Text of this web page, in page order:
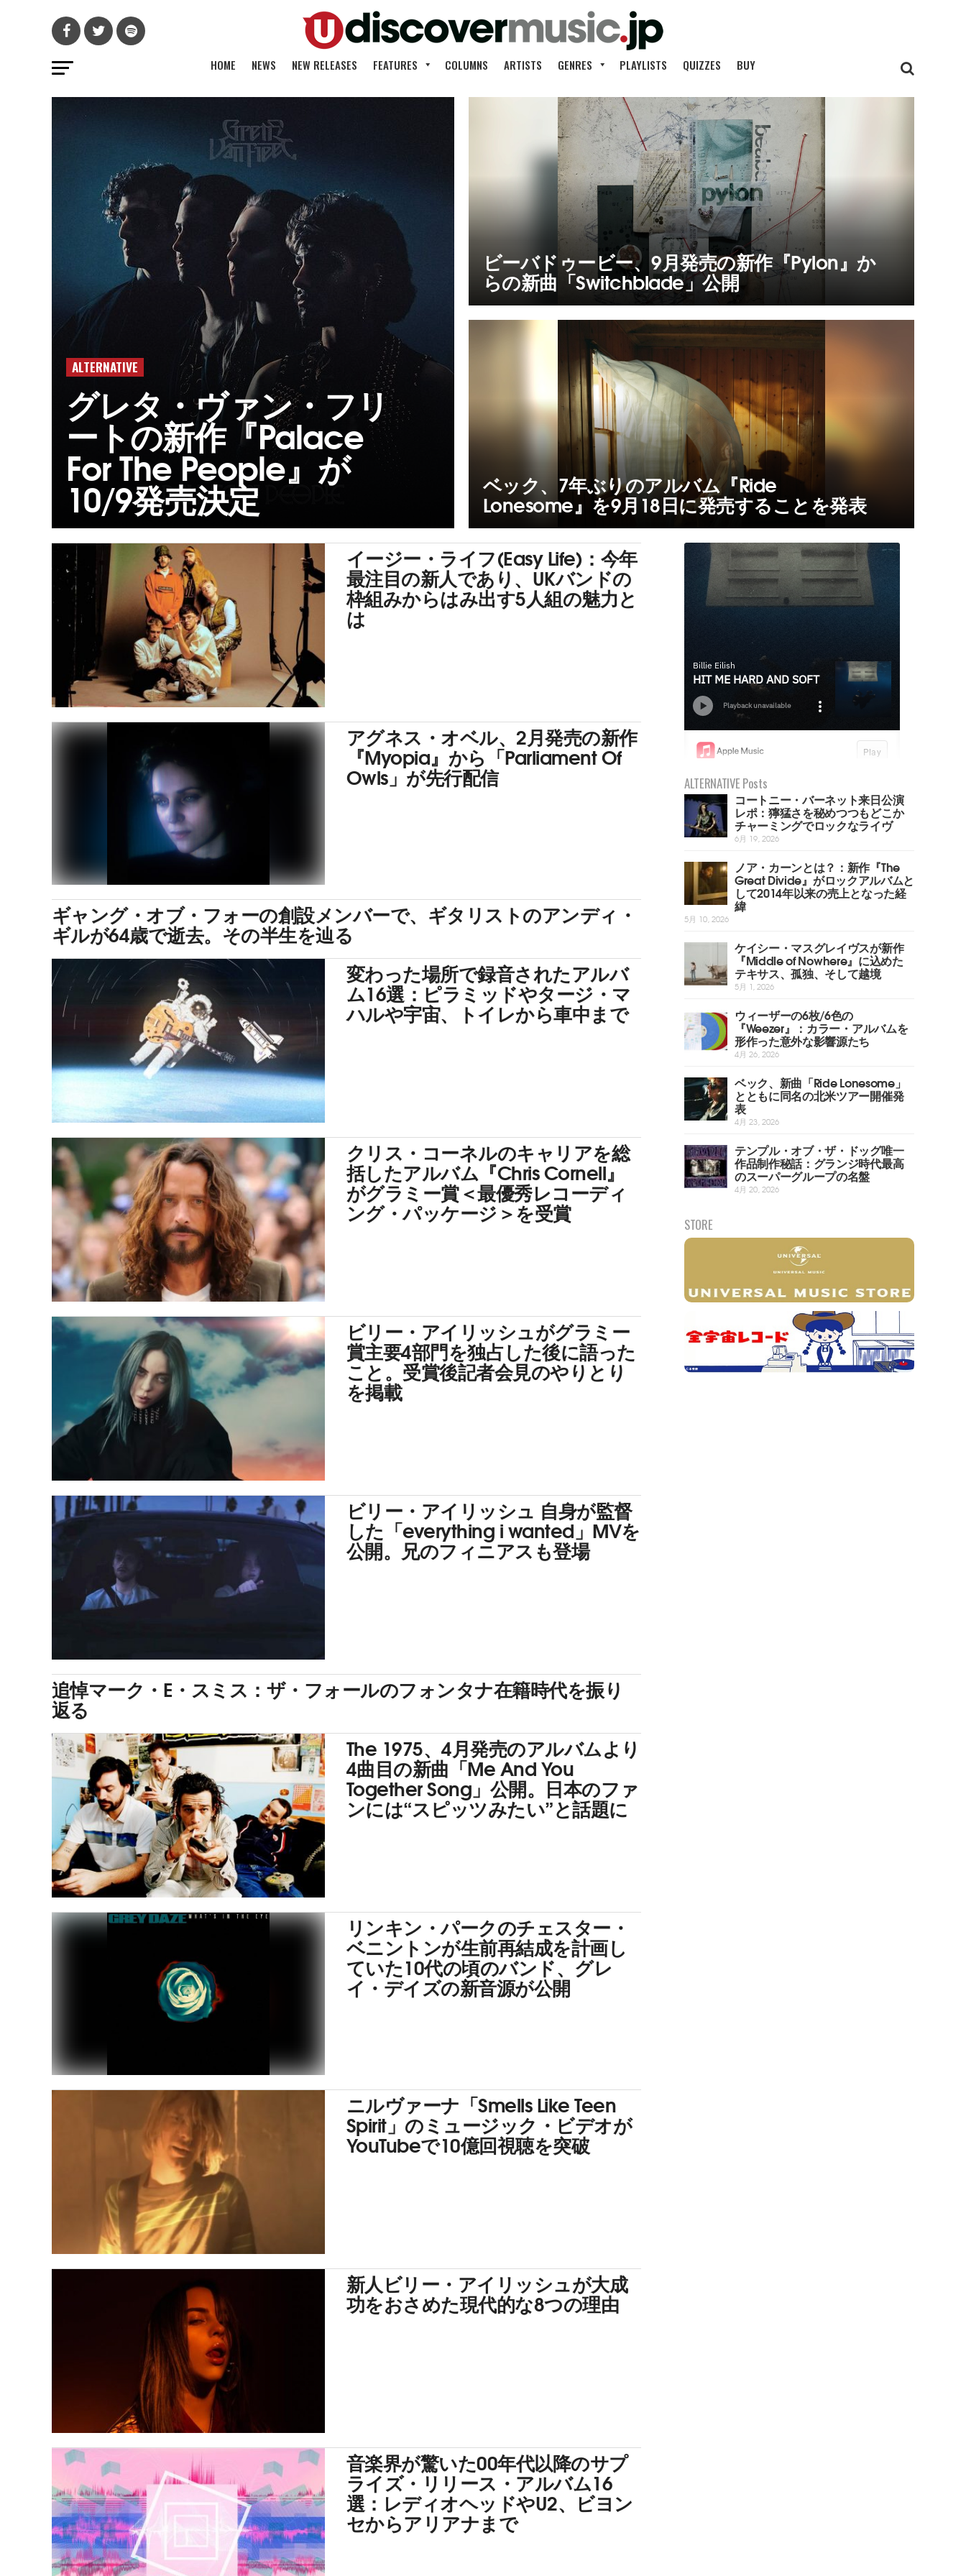
HOME NEWS NEW RELEASES FEATURES COLUMNS ARTISTS GENRES PLAYLISTS QUIZZES BUY
ALTERNATIVE
グレタ・ヴァン・フリ
ートの新作『Palace
For The People』が
10/9発売決定
ビーバドゥービー、9月発売の新作『Pylon』か
らの新曲「Switchblade」公開
ベック、7年ぶりのアルバム『Ride
Lonesome』を9月18日に発売することを発表
イージー・ライフ(Easy Life)：今年
最注目の新人であり、UKバンドの
枠組みからはみ出す5人組の魅力と
は
アグネス・オベル、2月発売の新作
『Myopia』から「Parliament Of
Owls」が先行配信
ギャング・オブ・フォーの創設メンバーで、ギタリストのアンディ・
ギルが64歳で逝去。その半生を辿る
変わった場所で録音されたアルバ
ム16選：ピラミッドやタージ・マ
ハルや宇宙、トイレから車中まで
クリス・コーネルのキャリアを総
括したアルバム『Chris Cornell』
がグラミー賞＜最優秀レコーディ
ング・パッケージ＞を受賞
ビリー・アイリッシュがグラミー
賞主要4部門を独占した後に語った
こと。受賞後記者会見のやりとり
を掲載
ビリー・アイリッシュ 自身が監督
した「everything i wanted」MVを
公開。兄のフィニアスも登場
追悼マーク・E・スミス：ザ・フォールのフォンタナ在籍時代を振り
返る
The 1975、4月発売のアルバムより
4曲目の新曲「Me And You
Together Song」公開。日本のファ
ンには“スピッツみたい”と話題に
リンキン・パークのチェスター・
ベニントンが生前再結成を計画し
ていた10代の頃のバンド、グレ
イ・デイズの新音源が公開
ニルヴァーナ「Smells Like Teen
Spirit」のミュージック・ビデオが
YouTubeで10億回視聴を突破
新人ビリー・アイリッシュが大成
功をおさめた現代的な8つの理由
音楽界が驚いた00年代以降のサプ
ライズ・リリース・アルバム16
選：レディオヘッドやU2、ビヨン
セからアリアナまで
ALTERNATIVE Posts
コートニー・バーネット来日公演
レポ：獰猛さを秘めつつもどこか
チャーミングでロックなライヴ
6月 19, 2026
ノア・カーンとは？：新作『The
Great Divide』がロックアルバムと
して2014年以来の売上となった経
緯
5月 10, 2026
ケイシー・マスグレイヴスが新作
『Middle of Nowhere』に込めた
テキサス、孤独、そして越境
5月 1, 2026
ウィーザーの6枚/6色の
『Weezer』：カラー・アルバムを
形作った意外な影響源たち
4月 26, 2026
ベック、新曲「Ride Lonesome」
とともに同名の北米ツアー開催発
表
4月 23, 2026
テンプル・オブ・ザ・ドッグ唯一
作品制作秘話：グランジ時代最高
のスーパーグループの名盤
4月 20, 2026
STORE